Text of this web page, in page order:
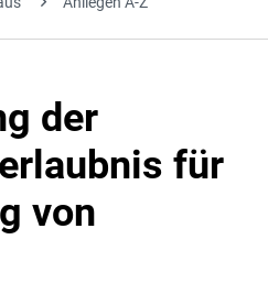
der
für
von